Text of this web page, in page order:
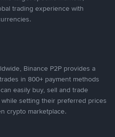
trading experience with
Binance P2P provides a
in 800+ payment methods
easily buy, sell and trade
setting their preferred prices
crypto marketplace.